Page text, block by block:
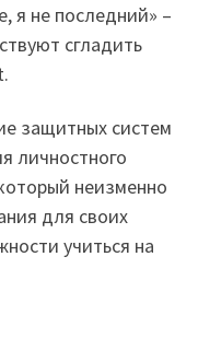
я не последний» –
сгладить
защитных систем
личностного
неизменно
для своих
учиться на